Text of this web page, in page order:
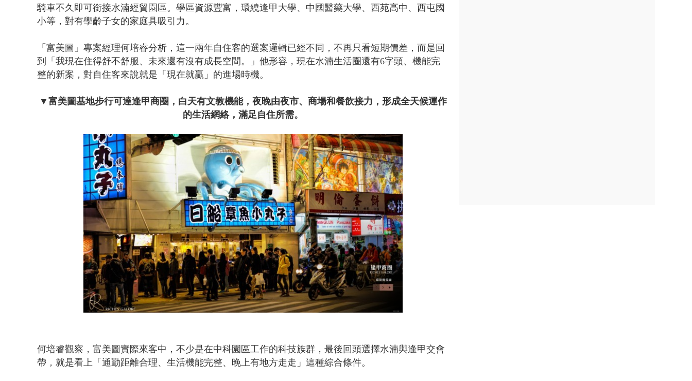
騎車不久即可銜接水湳經貿園區。學區資源豐富，環繞逢甲大學、中國醫藥大學、西苑高中、西屯國
小等，對有學齡子女的家庭具吸引力。
「富美圖」專案經理何培睿分析，這一兩年自住客的選案邏輯已經不同，不再只看短期價差，而是回
到「我現在住得舒不舒服、未來還有沒有成長空間。」他形容，現在水湳生活圈還有6字頭、機能完
整的新案，對自住客來說就是「現在就贏」的進場時機。
▼ 富美圖基地步行可達逢甲商圈，白天有文教機能，夜晚由夜市、商場和餐飲接力，形成全天候運作
的生活網絡，滿足自住所需。
何培睿觀察，富美圖實際來客中，不少是在中科園區工作的科技族群，最後回頭選擇水湳與逢甲交會
帶，就是看上「通勤距離合理、生活機能完整、晚上有地方走走」這種綜合條件。